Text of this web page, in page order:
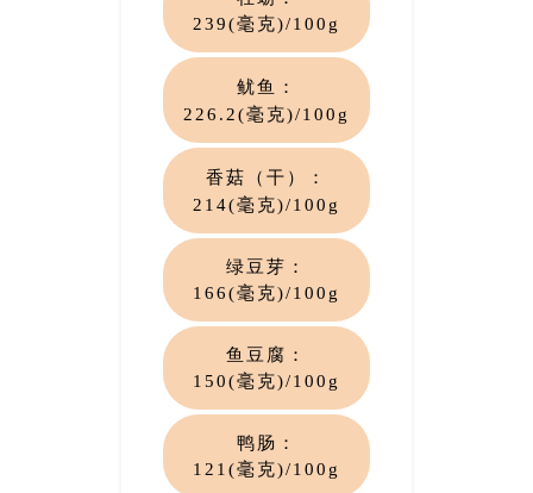
239(毫克)/100 g
鱿鱼
：
226.2(毫克)/100g
香菇（干）
：
214(毫克)/100g
绿豆芽 ：
166(毫克)/100g
鱼豆腐 ：
150(毫克)/100g
鸭肠 ：
121(毫克)/100g